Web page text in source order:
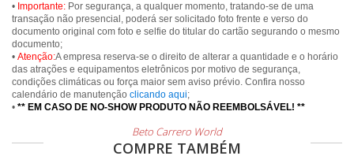
• Importante: Por segurança, a qualquer momento, tratando-se de uma
transação não presencial, poderá ser solicitado foto frente e verso do
documento original com foto e selfie do titular do cartão segurando o mesmo
documento;
• Atenção:A empresa reserva-se o direito de alterar a quantidade e o horário
das atrações e equipamentos eletrônicos por motivo de segurança,
condições climáticas ou força maior sem aviso prévio. Confira nosso
calendário de manutenção clicando aqui;
• ** EM CASO DE NO-SHOW PRODUTO NÃO REEMBOLSÁVEL! **
Beto Carrero World
COMPRE TAMBÉM